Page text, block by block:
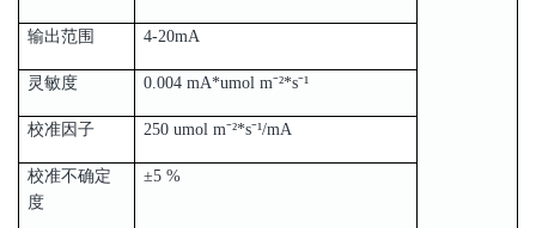
输出范围 4-20mA
灵敏度 0.004 mA*umol m⁻²*s⁻¹
校准因子 250 umol m⁻²*s⁻¹/mA
校准不确定
度
±5 %